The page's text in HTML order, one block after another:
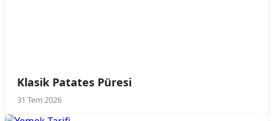
Klasik Patates Püresi
31 Tem 2026